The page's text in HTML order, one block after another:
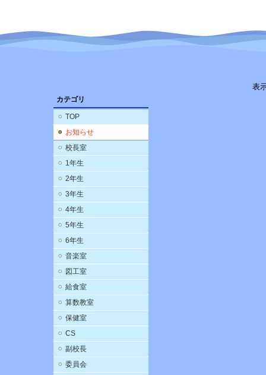
カテゴリ
TOP
お知らせ
校長室
1年生
2年生
3年生
4年生
5年生
6年生
音楽室
図工室
給食室
算数教室
保健室
CS
副校長
委員会
表